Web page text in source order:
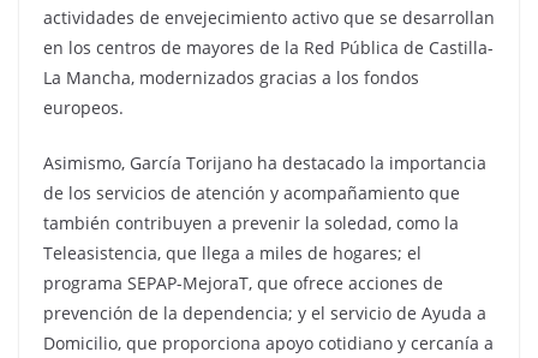
actividades de envejecimiento activo que se desarrollan
en los centros de mayores de la Red Pública de Castilla-
La Mancha, modernizados gracias a los fondos
europeos.
Asimismo, García Torijano ha destacado la importancia
de los servicios de atención y acompañamiento que
también contribuyen a prevenir la soledad, como la
Teleasistencia, que llega a miles de hogares; el
programa SEPAP-MejoraT, que ofrece acciones de
prevención de la dependencia; y el servicio de Ayuda a
Domicilio, que proporciona apoyo cotidiano y cercanía a